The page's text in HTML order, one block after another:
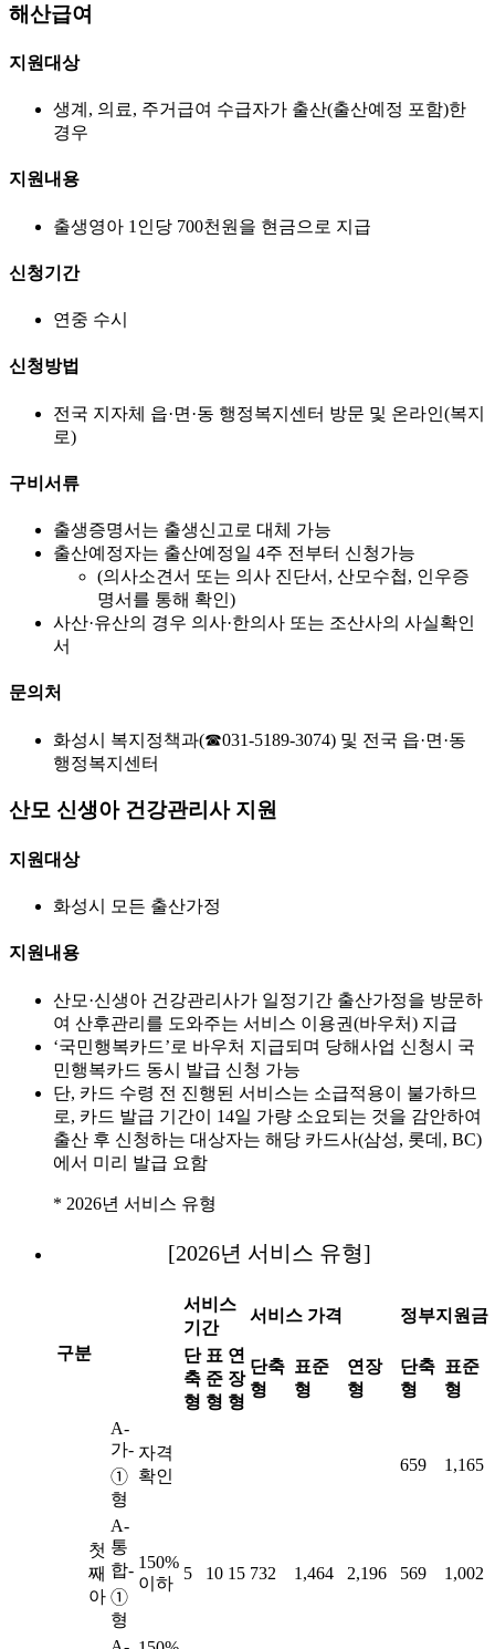
해산급여
지원대상
생계, 의료, 주거급여 수급자가 출산(출산예정 포함)한
경우
지원내용
출생영아 1인당 700천원을 현금으로 지급
신청기간
연중 수시
신청방법
전국 지자체 읍·면·동 행정복지센터 방문 및 온라인(복지
로)
구비서류
출생증명서는 출생신고로 대체 가능
출산예정자는 출산예정일 4주 전부터 신청가능
(의사소견서 또는 의사 진단서, 산모수첩, 인우증
명서를 통해 확인)
사산·유산의 경우 의사·한의사 또는 조산사의 사실확인
서
문의처
화성시 복지정책과(☎031-5189-3074) 및 전국 읍·면·동
행정복지센터
산모 신생아 건강관리사 지원
지원대상
화성시 모든 출산가정
지원내용
산모·신생아 건강관리사가 일정기간 출산가정을 방문하
여 산후관리를 도와주는 서비스 이용권(바우처) 지급
‘국민행복카드’로 바우처 지급되며 당해사업 신청시 국
민행복카드 동시 발급 신청 가능
단, 카드 수령 전 진행된 서비스는 소급적용이 불가하므
로, 카드 발급 기간이 14일 가량 소요되는 것을 감안하여
출산 후 신청하는 대상자는 해당 카드사(삼성, 롯데, BC)
에서 미리 발급 요함
* 2026년 서비스 유형
[2026년 서비스 유형]
구분
서비스
기간
서비스 가격 정부지원금
단
축
형
표
준
형
연
장
형
단축
형
표준
형
연장
형
단축
형
표준
형
첫
째
아
A-
가-
➀
형
자격
확인
5 10 15 732 1,464 2,196
659 1,165
A-
통
합-
➀
형
150%
이하
569 1,002